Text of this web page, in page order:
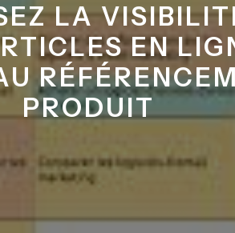
LA
EN
PRODUIT